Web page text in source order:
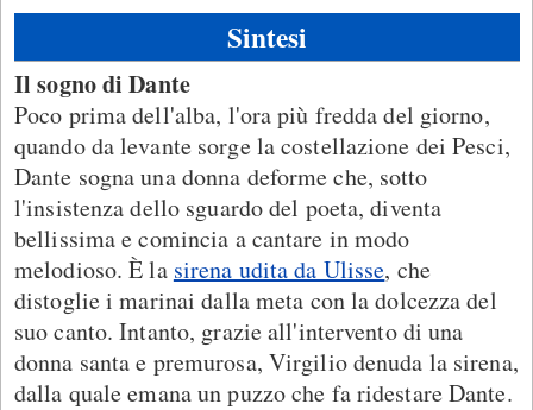
Sintesi
Il sogno di Dante
Poco prima dell'alba, l'ora più fredda del giorno,
quando da levante sorge la costellazione dei Pesci,
Dante sogna una donna deforme che, sotto
l'insistenza dello sguardo del poeta, diventa
bellissima e comincia a cantare in modo
melodioso. È la sirena udita da Ulisse, che
distoglie i marinai dalla meta con la dolcezza del
suo canto. Intanto, grazie all'intervento di una
donna santa e premurosa, Virgilio denuda la sirena,
dalla quale emana un puzzo che fa ridestare Dante.